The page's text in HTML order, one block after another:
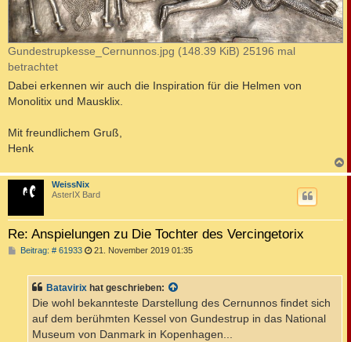
Gundestrupkesse_Cernunnos.jpg (148.39 KiB) 25196 mal
betrachtet
Dabei erkennen wir auch die Inspiration für die Helmen von
Monolitix und Mausklix.
Mit freundlichem Gruß,
Henk
a
WeissNix
AsterIX Bard
Re: Anspielungen zu Die Tochter des Vercingetorix
Beitrag: # 61933B
r
a
21. November 2019 01:35
Batavirix hat geschrieben:
Die wohl bekannteste Darstellung des Cernunnos findet sich
auf dem berühmten Kessel von Gundestrup in das National
Museum von Danmark in Kopenhagen...